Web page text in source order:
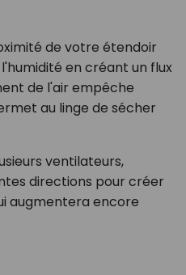
de votre étendoir
en créant un flux
de l'air empêche
au linge de sécher
ventilateurs,
directions pour créer
augmentera encore